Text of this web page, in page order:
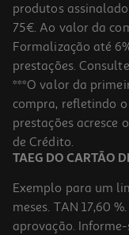
produtos
75€. Ao valor da
Formalização até
prestações.
***O valor da
compra, refletindo
prestações acresce
de Crédito.
TAEG DO CARTÃO
Exemplo para um
meses. TAN 17,60
aprovação.